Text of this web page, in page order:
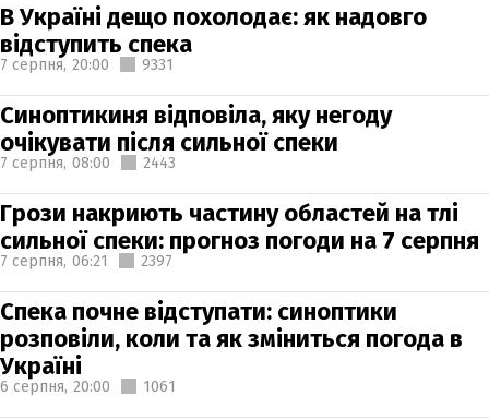
В Україні дещо похолодає: як надовго
відступить спека
7 серпня, 20:00 9331
Синоптикиня відповіла, яку негоду
очікувати після сильної спеки
7 серпня, 08:00 2443
Грози накриють частину областей на тлі
сильної спеки: прогноз погоди на 7 серпня
7 серпня, 06:21 2397
Спека почне відступати: синоптики
розповіли, коли та як зміниться погода в
Україні
6 серпня, 20:00 1061